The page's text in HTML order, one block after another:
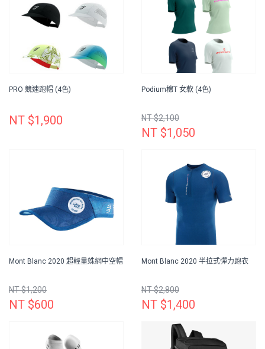
PRO 競速跑帽 (4色)
NT $1,900
Podium棉T 女款 (4色)
NT $2,100
NT $1,050
Mont Blanc 2020 超輕量蛛網中空帽
NT $1,200
NT $600
Mont Blanc 2020 半拉式彈力跑衣
NT $2,800
NT $1,400